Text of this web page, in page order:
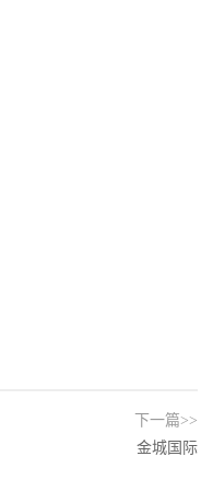
下一篇>>
金城国际